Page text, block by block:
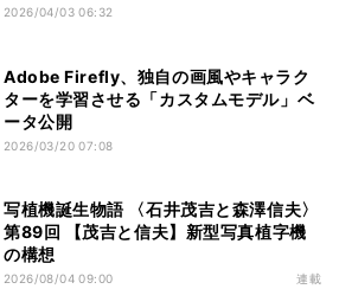
2026/04/03 06:32
Adobe Firefly、独自の画風やキャラク
ターを学習させる「カスタムモデル」ベ
ータ公開
2026/03/20 07:08
写植機誕生物語 〈石井茂吉と森澤信夫〉
第89回 【茂吉と信夫】新型写真植字機
の構想
2026/08/04 09:00 連載